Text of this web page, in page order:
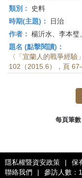
類別：
史料
時期(主題)：
日治
作者： 楊沂水、李本璧
題名 (點擊閱讀)：
〈「宜蘭人的戰爭經驗
102（2015.6），頁
每頁筆數
隱私權暨資安政策 | 保
聯絡我們
| 參訪人數：